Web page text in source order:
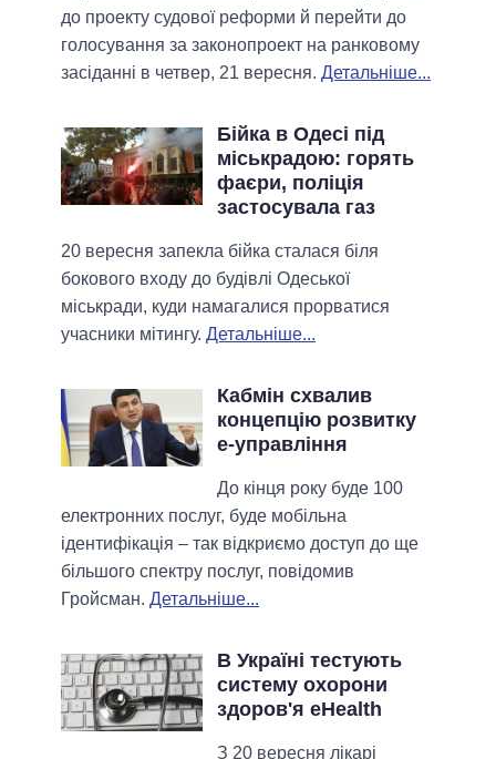
до проекту судової реформи й перейти до
голосування за законопроект на ранковому
засіданні в четвер, 21 вересня. Детальніше...
Бійка в Одесі під
міськрадою: горять
фаєри, поліція
застосувала газ
20 вересня запекла бійка сталася біля
бокового входу до будівлі Одеської
міськради, куди намагалися прорватися
учасники мітингу. Детальніше...
Кабмін схвалив
концепцію розвитку
e-управління
До кінця року буде 100
електронних послуг, буде мобільна
ідентифікація – так відкриємо доступ до ще
більшого спектру послуг, повідомив
Гройсман. Детальніше...
В Україні тестують
систему охорони
здоров'я eHealth
З 20 вересня лікарі